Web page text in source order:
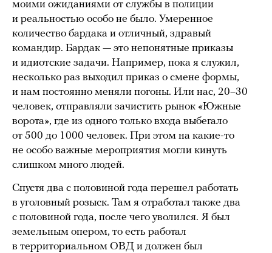
моими ожиданиями от службы в полиции
и реальностью особо не было. Умеренное
количество бардака и отличный, здравый
командир. Бардак — это непонятные приказы
и идиотские задачи. Например, пока я служил,
несколько раз выходил приказ о смене формы,
и нам постоянно меняли погоны. Или нас, 20–30
человек, отправляли зачистить рынок «Южные
ворота», где из одного только входа выбегало
от 500 до 1000 человек. При этом на какие-то
не особо важные мероприятия могли кинуть
слишком много людей.
Спустя два с половиной года перешел работать
в уголовный розыск. Там я отработал также два
с половиной года, после чего уволился. Я был
земельным опером, то есть работал
в территориальном ОВД и должен был